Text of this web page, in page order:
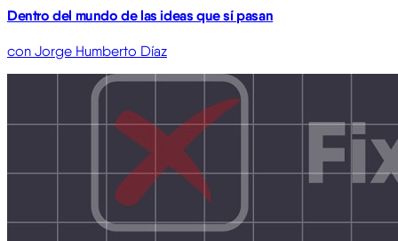
Dentro del mundo de las ideas que sí pasan
con Jorge Humberto Díaz